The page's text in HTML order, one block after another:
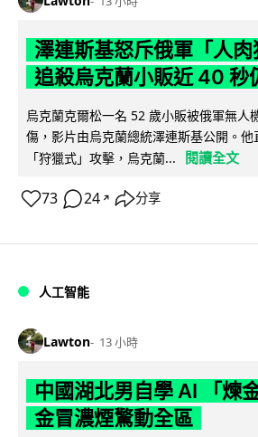
澤連斯基怒斥俄軍「人
追殺烏克蘭小販近 40 秒
烏克蘭克爾松一名 52 歲小販被俄軍無人
傷，影片由烏克蘭總統澤連斯基公開。
「狩獵式」攻擊，烏克蘭...
閱讀全文
73 24 ↗ 分享
人工智能
Lawton 13 小時
中國湖北男自學 AI 「煉
金冒濃煙驚動全區